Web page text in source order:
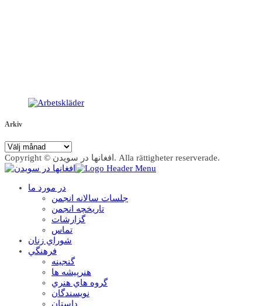
Arkiv
Arkiv
Copyright © افغانها در سویدن. Alla rättigheter reserverade.
در مورد ما
جلسات سالانه انجمن
تاریخچه انجمن
گزارشات
تماس
شوراي زنان
فرهنگي
گنجينه
هنرپيشه ها
گروه هاي هنري
نويسندگان
داستان